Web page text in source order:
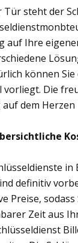
steht der
auf Ihre
können
Die
dem Herzen
definitiv
Preise,
Zeit aus